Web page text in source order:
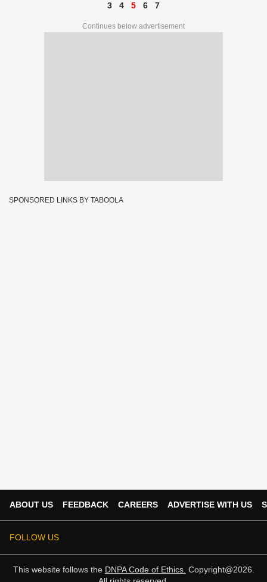
3 4 5 6 7
Continues below advertisement
SPONSORED LINKS BY TABOOLA
ABOUT US FEEDBACK CAREERS ADVERTISE WITH US
FOLLOW US
This website follows the DNPA Code of Ethics. Copyright@2026.